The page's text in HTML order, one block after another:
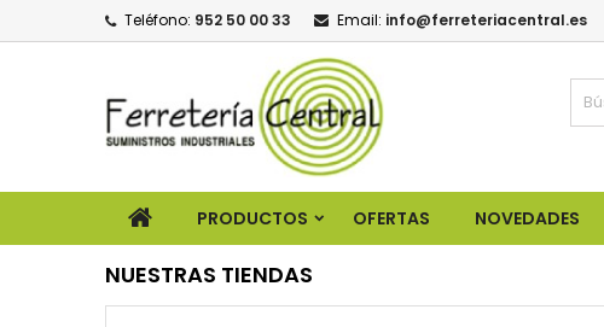
Teléfono: 952 50 00 33 Email: info@ferreteriacentral.es
PRODUCTOS OFERTAS NOVEDADES
NUESTRAS TIENDAS